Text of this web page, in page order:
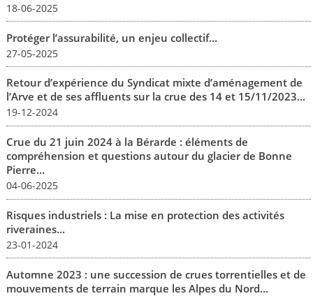
18-06-2025
Protéger l’assurabilité, un enjeu collectif...
27-05-2025
Retour d’expérience du Syndicat mixte d’aménagement de
l’Arve et de ses affluents sur la crue des 14 et 15/11/2023...
19-12-2024
Crue du 21 juin 2024 à la Bérarde : éléments de
compréhension et questions autour du glacier de Bonne
Pierre...
04-06-2025
Risques industriels : La mise en protection des activités
riveraines...
23-01-2024
Automne 2023 : une succession de crues torrentielles et de
mouvements de terrain marque les Alpes du Nord...